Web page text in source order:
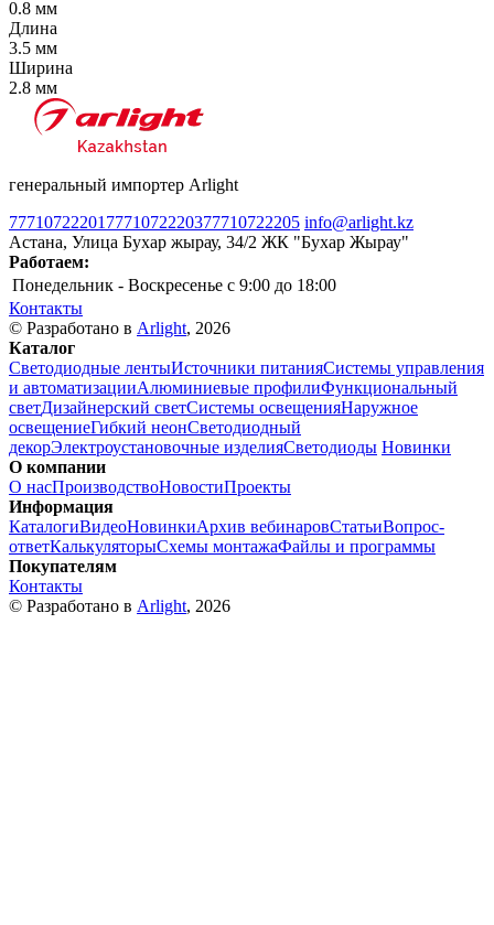
0.8 мм
Длина
3.5 мм
Ширина
2.8 мм
генеральный импортер Arlight
77710722201 7771072220377710722205 info@arlight.kz
Астана, Улица Бухар жырау, 34/2 ЖК "Бухар Жырау"
Работаем:
Понедельник - Воскресенье c 9:00 до 18:00
Контакты
© Разработано в Arlight, 2026
Каталог
Светодиодные лентыИсточники питанияСистемы управления
и автоматизацииАлюминиевые профилиФункциональный
светДизайнерский светСистемы освещенияНаружное
освещениеГибкий неонСветодиодный
декорЭлектроустановочные изделияСветодиоды Новинки
О компании
О насПроизводствоНовостиПроекты
Информация
КаталогиВидеоНовинкиАрхив вебинаровСтатьиВопрос-
ответКалькуляторыСхемы монтажаФайлы и программы
Покупателям
Контакты
© Разработано в Arlight, 2026